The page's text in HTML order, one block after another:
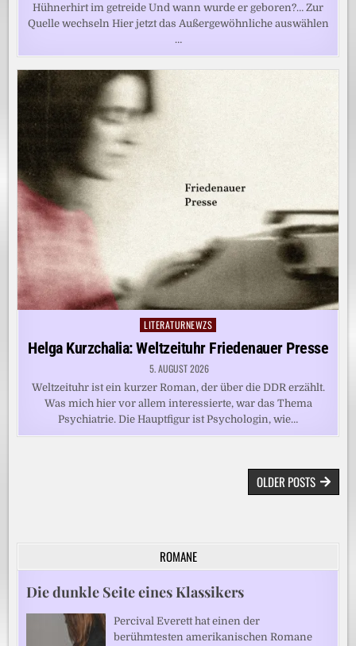
Hühnerhirt im getreide Und wann wurde er geboren?… Zur
Quelle wechseln Hier jetzt das Außergewöhnliche auswählen
…
Posted
in
LITERATURNEWZS
Helga Kurzchalia: Weltzeituhr Friedenauer Presse
5. AUGUST 2026
Weltzeituhr ist ein kurzer Roman, der über die DDR erzählt.
Was mich hier vor allem interessierte, war das Thema
Psychiatrie. Die Hauptfigur ist Psychologin, wie…
BEITRAGSNAVIGATIONOLDER POSTS
ROMANE
Die dunkle Seite eines Klassikers
Percival Everett hat einen der
berühmtesten amerikanischen Romane